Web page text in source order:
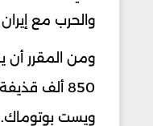
والحرب مع
ومن المقرر
850 ألف
ويست بوتوماك.